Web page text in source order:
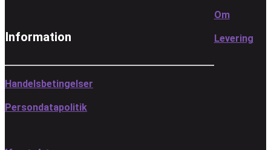
Information
Om
Levering
Handelsbetingelser
Persondatapolitik